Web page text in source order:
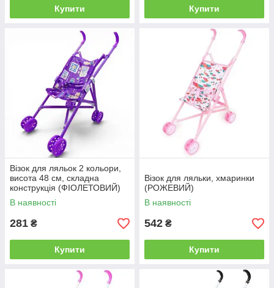
Купити Купити
Візок для ляльок 2 кольори,
висота 48 см, складна
конструкція (ФІОЛЕТОВИЙ)
В наявності
281 ₴
Купити
Візок для ляльки, хмаринки
(РОЖЕВИЙ)
В наявності
542 ₴
Купити